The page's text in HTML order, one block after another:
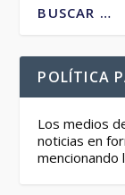
POLÍTICA
Los medios
noticias en